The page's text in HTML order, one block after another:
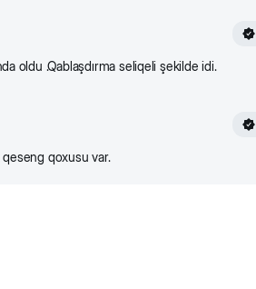
oldu .Qablaşdırma seliqeli şekilde idi.
qoxusu var.